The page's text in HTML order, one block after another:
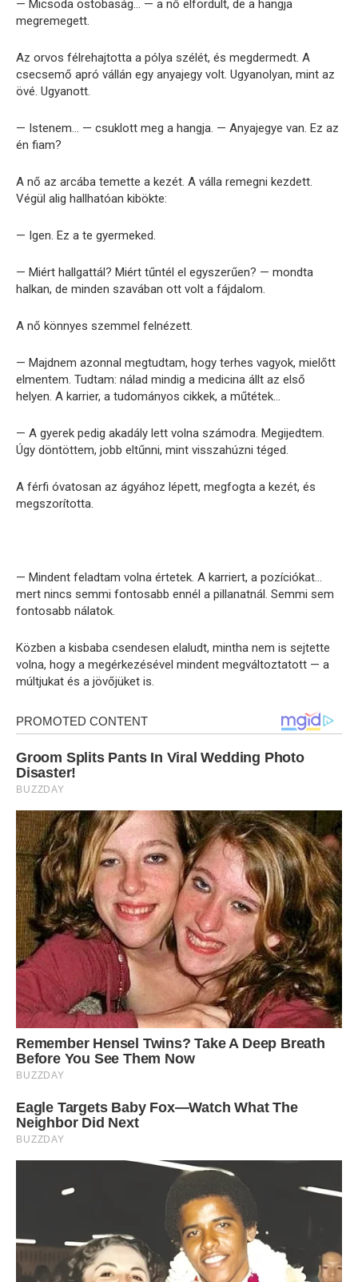
— Micsoda ostobaság… — a nő elfordult, de a hangja
megremegett.
Az orvos félrehajtotta a pólya szélét, és megdermedt. A
csecsemő apró vállán egy anyajegy volt. Ugyanolyan, mint az
övé. Ugyanott.
— Istenem… — csuklott meg a hangja. — Anyajegye van. Ez az
én fiam?
A nő az arcába temette a kezét. A válla remegni kezdett.
Végül alig hallhatóan kibökte:
— Igen. Ez a te gyermeked.
— Miért hallgattál? Miért tűntél el egyszerűen? — mondta
halkan, de minden szavában ott volt a fájdalom.
A nő könnyes szemmel felnézett.
— Majdnem azonnal megtudtam, hogy terhes vagyok, mielőtt
elmentem. Tudtam: nálad mindig a medicina állt az első
helyen. A karrier, a tudományos cikkek, a műtétek…
— A gyerek pedig akadály lett volna számodra. Megijedtem.
Úgy döntöttem, jobb eltűnni, mint visszahúzni téged.
A férfi óvatosan az ágyához lépett, megfogta a kezét, és
megszorította.
— Mindent feladtam volna értetek. A karriert, a pozíciókat…
mert nincs semmi fontosabb ennél a pillanatnál. Semmi sem
fontosabb nálatok.
Közben a kisbaba csendesen elaludt, mintha nem is sejtette
volna, hogy a megérkezésével mindent megváltoztatott — a
múltjukat és a jövőjüket is.